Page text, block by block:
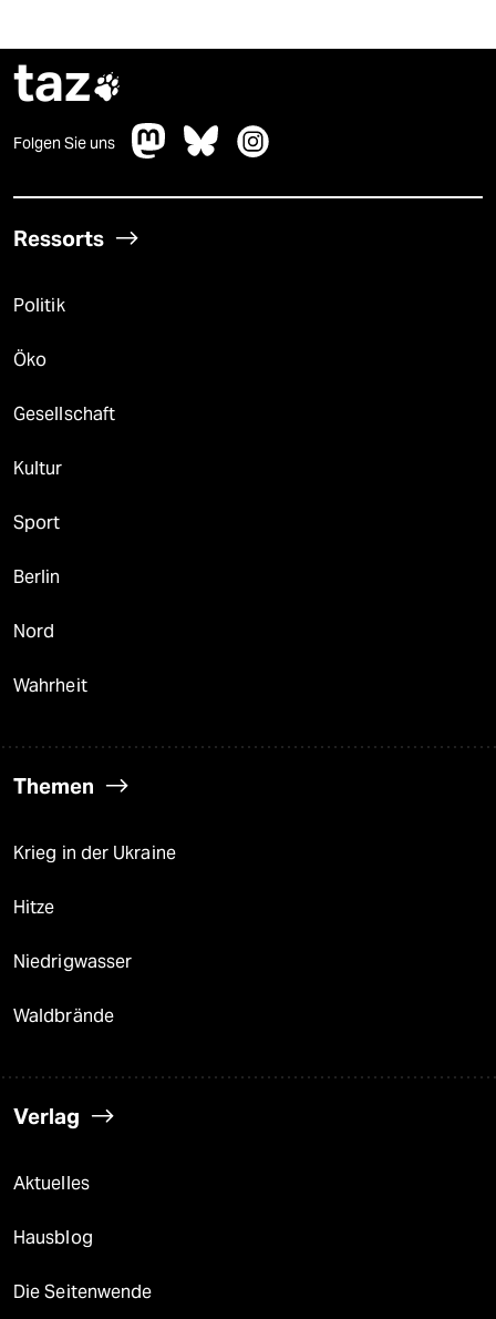
taz
Folgen Sie uns
Ressorts
Politik
Öko
Gesellschaft
Kultur
Sport
Berlin
Nord
Wahrheit
Themen
Krieg in der Ukraine
Hitze
Niedrigwasser
Waldbrände
Verlag
Aktuelles
Hausblog
Die Seitenwende